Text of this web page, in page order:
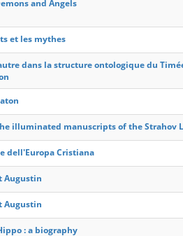
and Angels
et les mythes
dans la structure ontologique du
illuminated manuscripts of the Strahov
dell'Europa Cristiana
Augustin
Augustin
: a biography